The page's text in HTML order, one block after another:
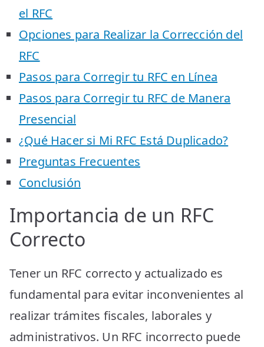
el RFC
Opciones para Realizar la Corrección del
RFC
Pasos para Corregir tu RFC en Línea
Pasos para Corregir tu RFC de Manera
Presencial
¿Qué Hacer si Mi RFC Está Duplicado?
Preguntas Frecuentes
Conclusión
Importancia de un RFC
Correcto
Tener un RFC correcto y actualizado es
fundamental para evitar inconvenientes al
realizar trámites fiscales, laborales y
administrativos. Un RFC incorrecto puede